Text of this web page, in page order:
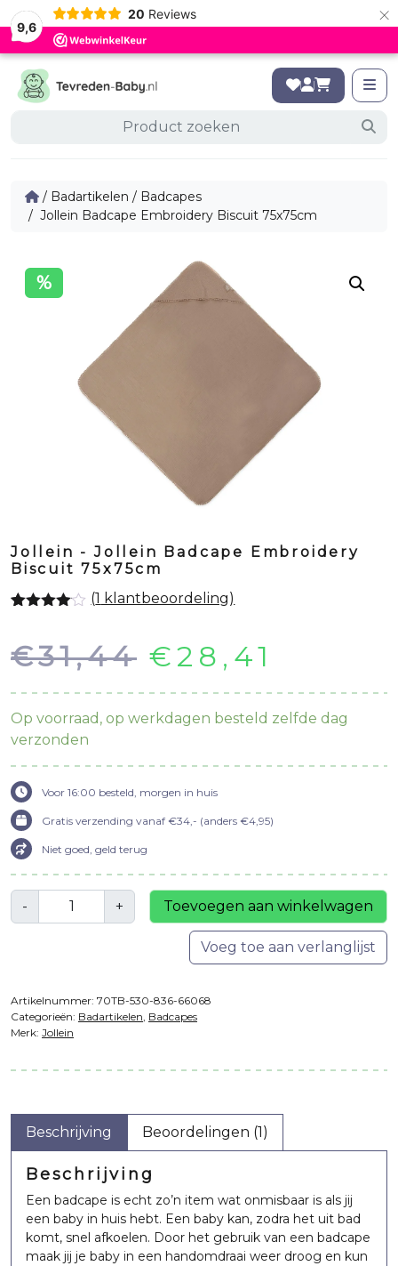
9,6
20 Reviews ×
/ Badartikelen / Badcapes
/ Jollein Badcape Embroidery Biscuit 75x75cm
%
Jollein - Jollein Badcape Embroidery
Biscuit 75x75cm
gebaseerd
op
(1 klantbeoordeling)
€31,44
prijs
€31,44.
€28,41
prijs
Op voorraad, op werkdagen besteld zelfde dag
verzonden
Voor 16:00 besteld, morgen in huis
Gratis verzending vanaf €34,- (anders €4,95)
Niet goed, geld terug
- + Toevoegen aan winkelwagen
Voeg toe aan verlanglijst
Artikelnummer: 70TB-530-836-66068
Categorieën: Badartikelen, Badcapes
Merk: Jollein
Beschrijving Beoordelingen (1)
Beschrijving
Een badcape is echt zo’n item wat onmisbaar is als jij
een baby in huis hebt. Een baby kan, zodra het uit bad
komt, snel afkoelen. Door het gebruik van een badcape
maak jij je baby in een handomdraai weer droog en kun